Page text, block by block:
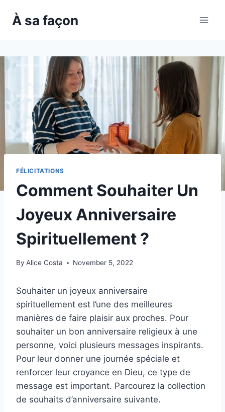
À sa façon
FÉLICITATIONS
Comment Souhaiter Un
Joyeux Anniversaire
Spirituellement ?
By Alice Costa November 5, 2022
Souhaiter un joyeux anniversaire
spirituellement est l’une des meilleures
manières de faire plaisir aux proches. Pour
souhaiter un bon anniversaire religieux à une
personne, voici plusieurs messages inspirants.
Pour leur donner une journée spéciale et
renforcer leur croyance en Dieu, ce type de
message est important. Parcourez la collection
de souhaits d’anniversaire suivante.